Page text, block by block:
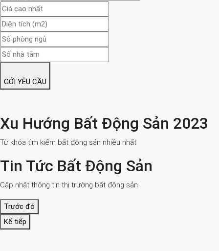
GỞI YÊU CẦU
Xu Hướng Bất Động Sản 2023
Từ khóa tìm kiếm bất động sản nhiều nhất
Tin Tức Bất Động Sản
Cập nhật thông tin thị trường bất động sản
Trước đó
Kế tiếp